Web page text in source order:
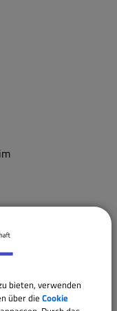
bieten, verwenden
über die Cookie